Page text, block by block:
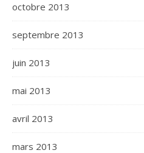
octobre 2013
septembre 2013
juin 2013
mai 2013
avril 2013
mars 2013